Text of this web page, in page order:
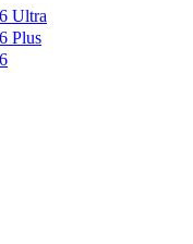
Ultra
Plus